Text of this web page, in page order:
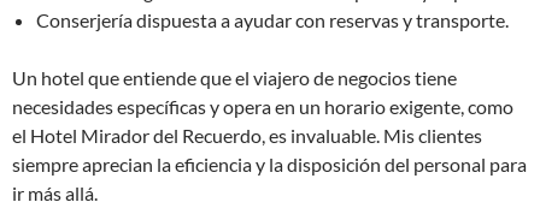
Conserjería dispuesta a ayudar con reservas y transporte.
Un hotel que entiende que el viajero de negocios tiene
necesidades específicas y opera en un horario exigente, como
el Hotel Mirador del Recuerdo, es invaluable. Mis clientes
siempre aprecian la eficiencia y la disposición del personal para
ir más allá.